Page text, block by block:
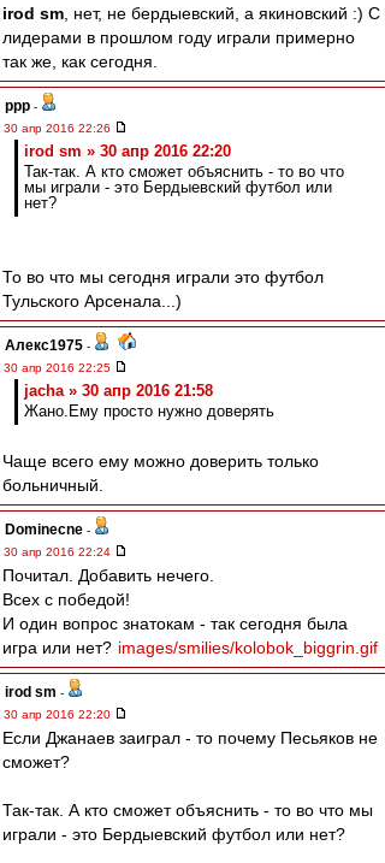
irod sm , нет, не бердыевский, а якиновский :) С
лидерами в прошлом году играли примерно
так же, как сегодня.
ppp -
30 апр 2016 22:26
irod sm » 30 апр 2016 22:20
Так-так. А кто сможет объяснить - то во что
мы играли - это Бердыевский футбол или
нет?
То во что мы сегодня играли это футбол
Тульского Арсенала...)
Алекс1975 -
30 апр 2016 22:25
jacha » 30 апр 2016 21:58
Жано.Ему просто нужно доверять
Чаще всего ему можно доверить только
больничный.
Dominecne -
30 апр 2016 22:24
Почитал. Добавить нечего.
Всех с победой!
И один вопрос знатокам - так сегодня была
игра или нет? images/smilies/kolobok_biggrin.gif
irod sm -
30 апр 2016 22:20
Если Джанаев заиграл - то почему Песьяков не
сможет?
Так-так. А кто сможет объяснить - то во что мы
играли - это Бердыевский футбол или нет?